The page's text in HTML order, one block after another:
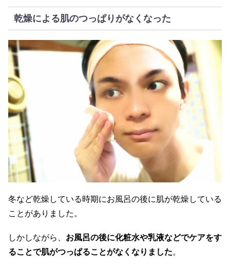
乾燥による肌のつっぱりがなくなった
冬など乾燥している時期にお風呂の後に肌が乾燥している
ことがありました。
しかしながら、 お風呂の後に化粧水や乳液などでケアをす
ることで肌がつっぱることがなくなりました。